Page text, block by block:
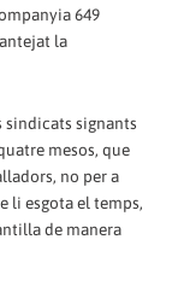
649
la
sindicats signants
mesos, que
no per a
li esgota el temps,
de manera